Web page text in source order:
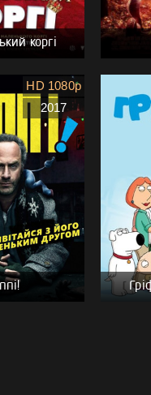
коргі
HD 1080p
2017